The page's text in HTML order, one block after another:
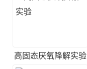
高固态厌氧降解实验